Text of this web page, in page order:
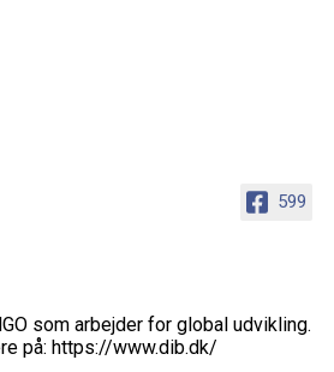
599
som arbejder for global udvikling.
på: https://www.dib.dk/